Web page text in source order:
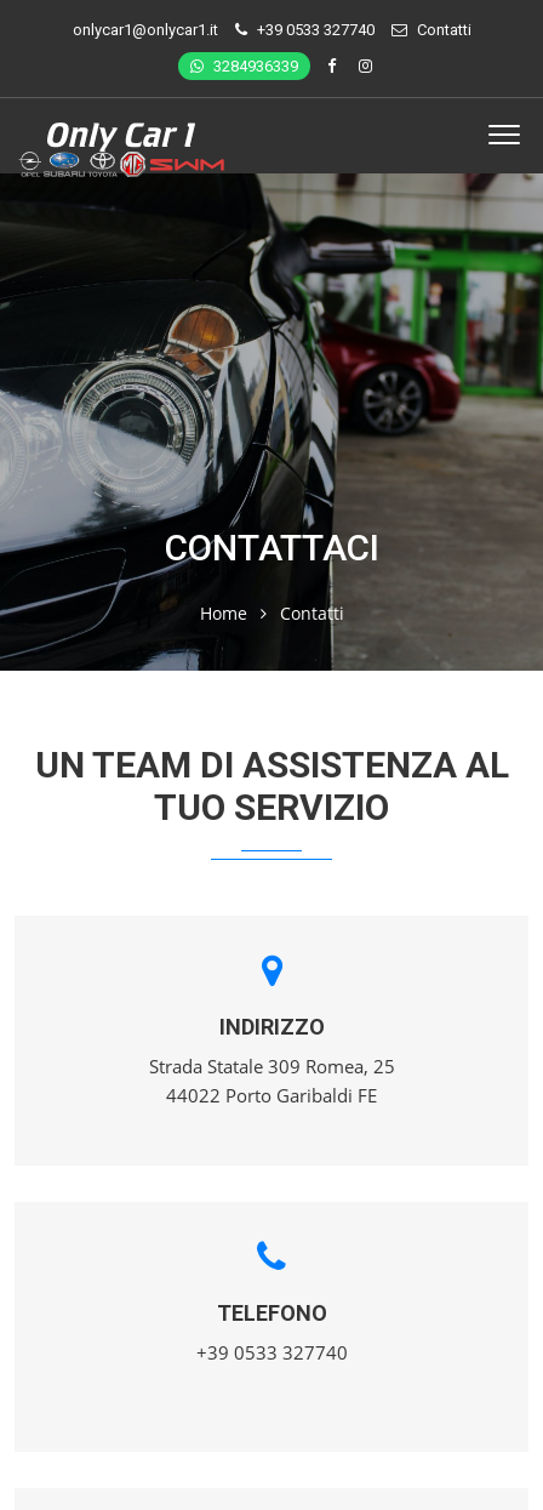
onlycar1@onlycar1.it +39 0533 327740
Contatti
3284936339
CONTATTACI
Home Contatti
UN TEAM DI ASSISTENZA AL
TUO SERVIZIO
INDIRIZZO
Strada Statale 309 Romea, 25
44022 Porto Garibaldi FE
TELEFONO
+39 0533 327740